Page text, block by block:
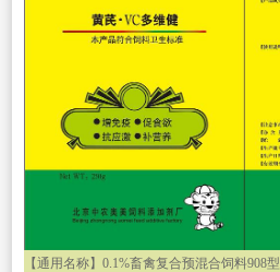
【通用名称】 0.1%畜禽复合预混合饲料908型